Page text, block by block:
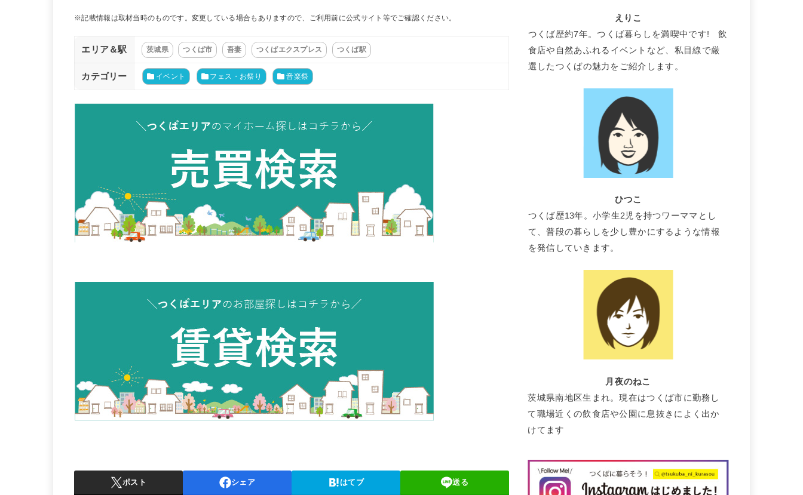
※記載情報は取材当時のものです。変更している場合もありますので、ご利用前に公式サイト等でご確認ください。
エリア＆駅 茨城県 つくば市 吾妻 つくばエクスプレス つくば駅
カテゴリー イベント フェス・お祭り 音楽祭
ポスト シェア はてブ 送る
えりこ
つくば歴約7年。つくば暮らしを満喫中です! 飲
食店や自然あふれるイベントなど、私目線で厳
選したつくばの魅力をご紹介します。
ひつこ
つくば歴13年。小学生2児を持つワーママとし
て、普段の暮らしを少し豊かにするような情報
を発信していきます。
月夜のねこ
茨城県南地区生まれ。現在はつくば市に勤務し
て職場近くの飲食店や公園に息抜きによく出か
けてます